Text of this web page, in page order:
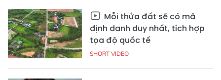
Mỗi thửa đất sẽ có mã
định danh duy nhất, tích hợp
tọa độ quốc tế
SHORT VIDEO